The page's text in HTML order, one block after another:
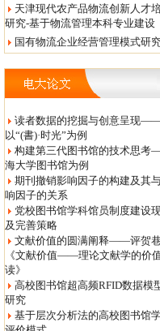
天津现代农产品物流创新人才
研究-基于物流管理本科专业建设
国有物流企业经营管理模式研
读者数据的挖掘与创意呈现
以“(書)·时光”为例
构建第三代图书馆的技术思
海大学图书馆为例
期刊撤销影响因子的构建及其
响因子的关系
党校图书馆学科馆员制度建设
及完善策略
文献价值的圆满阐释——评贺
《文献价值——理论文献学的价
读》
高校图书馆超高频RFID数据模
研究
基于层次分析法的高校图书馆